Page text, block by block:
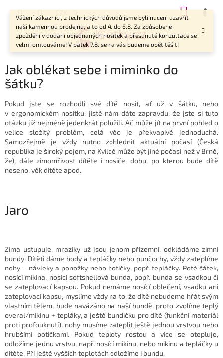
Vážení zákazníci, z technických důvodů jsme byli nuceni uzavřít
naši kamennou prodejnu, a to od 4. do 6.8. Za způsobené
zpoždění v dodání objednaných nosítek a přesunuté konzultace se
velmi omlouváme! V pátek 7.8. se na vás budeme opět těšit!
CZK
Jak oblékat sebe i miminko do
šátku?
Pokud jste se rozhodli své dítě nosit, ať už v šátku, nebo
v ergonomickém nosítku, jistě nám dáte zapravdu, že jste si tuto
otázku již nejméně jedenkrát položili. Ač může jít na první pohled o
velice složitý problém, celá věc je překvapivě jednoduchá.
Samozřejmě je vždy nutno zohlednit aktuální počasí (Česká
republika je široký pojem, na Kvildě může být jiné počasí než v Brně,
že), dále zimomřivost dítěte i nosiče, dobu, po kterou bude dítě
neseno, věk dítěte apod.
Jaro
Zima ustupuje, mrazíky už jsou jenom přízemní, odkládáme zimní
bundy. Dítěti dáme body a tepláčky nebo punčochy, vždy zateplíme
nohy – návleky a ponožky nebo botičky, popř. tepláčky. Poté šátek,
nosící mikina, nosící softshellová bunda, popř. bunda se vsadkou či
se zateplovací kapsou. Pokud nemáme nosící oblečení, vsadku ani
zateplovací kapsu, myslíme vždy na to, že dítě nebudeme hřát svým
vlastním tělem, bude navázáno na naší bundě, proto zvolíme teplý
overal/mikinu + tepláky, a ještě bundičku pro dítě (funkční materiál
proti profouknutí), nohy musíme zateplit ještě jednou vrstvou nebo
hrubšími botičkami. Pokud teploty rostou a více se otepluje,
odložíme jednu vrstvu, např. nosící mikinu, nebo mikinu a tepláčky u
dítěte. Při ještě vyšších teplotách odložíme i bundu.